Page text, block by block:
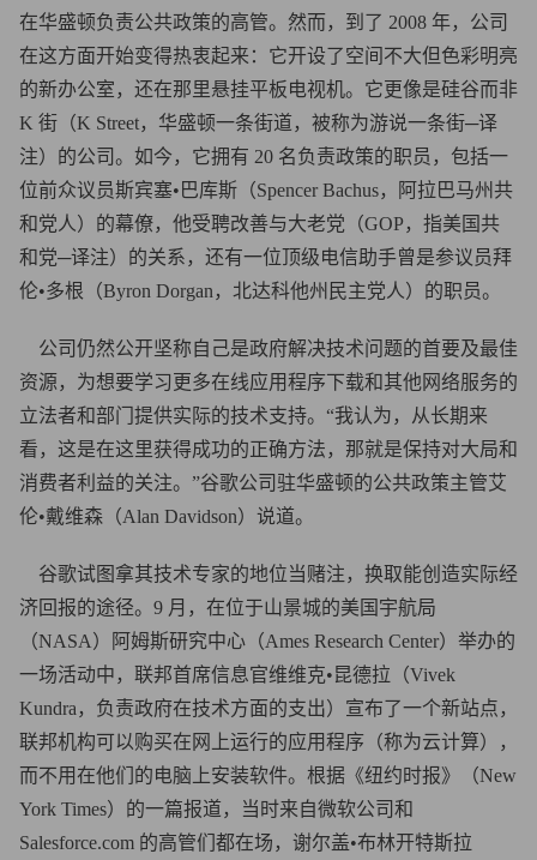
在华盛顿负责公共政策的高管。然而，到了 2008 年，公司
在这方面开始变得热衷起来：它开设了空间不大但色彩明亮
的新办公室，还在那里悬挂平板电视机。它更像是硅谷而非
K 街（K Street，华盛顿一条街道，被称为游说一条街─译
注）的公司。如今，它拥有 20 名负责政策的职员，包括一
位前众议员斯宾塞•巴库斯（Spencer Bachus，阿拉巴马州共
和党人）的幕僚，他受聘改善与大老党（GOP，指美国共
和党─译注）的关系，还有一位顶级电信助手曾是参议员拜
伦•多根（Byron Dorgan，北达科他州民主党人）的职员。
公司仍然公开坚称自己是政府解决技术问题的首要及最佳
资源，为想要学习更多在线应用程序下载和其他网络服务的
立法者和部门提供实际的技术支持。“我认为，从长期来
看，这是在这里获得成功的正确方法，那就是保持对大局和
消费者利益的关注。”谷歌公司驻华盛顿的公共政策主管艾
伦•戴维森（Alan Davidson）说道。
谷歌试图拿其技术专家的地位当赌注，换取能创造实际经
济回报的途径。9 月，在位于山景城的美国宇航局
（NASA）阿姆斯研究中心（Ames Research Center）举办的
一场活动中，联邦首席信息官维维克•昆德拉（Vivek
Kundra，负责政府在技术方面的支出）宣布了一个新站点，
联邦机构可以购买在网上运行的应用程序（称为云计算），
而不用在他们的电脑上安装软件。根据《纽约时报》（New
York Times）的一篇报道，当时来自微软公司和
Salesforce.com 的高管们都在场，谢尔盖•布林开特斯拉